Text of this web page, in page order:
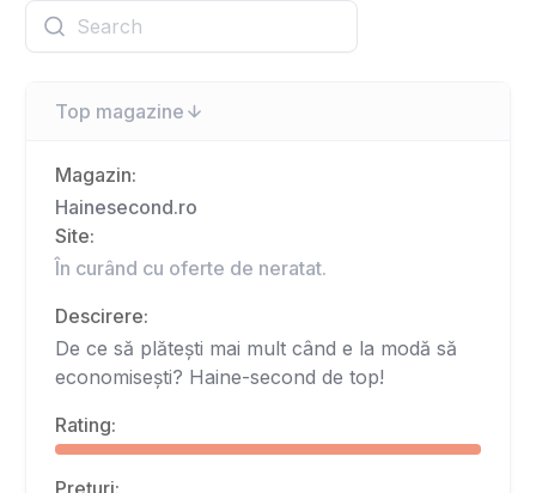
Top magazine
Magazin:
Hainesecond.ro
Site:
În curând cu oferte de neratat.
Descirere:
De ce să plătești mai mult când e la modă să
economisești? Haine-second de top!
Rating: